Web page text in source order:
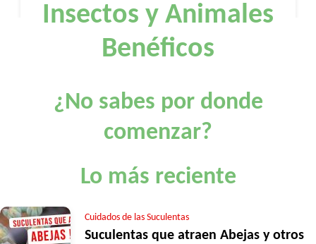
Insectos y Animales
Benéficos
¿No sabes por donde
comenzar?
Lo más reciente
Cuidados de las Suculentas
Suculentas que atraen Abejas y otros